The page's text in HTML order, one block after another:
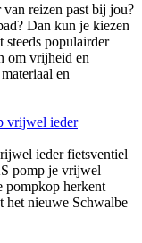
reizen past bij jou?
Dan kun je kiezen
populairder
om vrijheid en
en
ieder fietsventiel
pomp je vrijwel
pompkop herkent
het nieuwe Schwalbe